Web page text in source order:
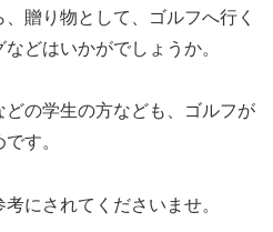
贈り物として、ゴルフへ行く
どはいかがでしょうか。
の学生の方なども、ゴルフが
す。
にされてくださいませ。